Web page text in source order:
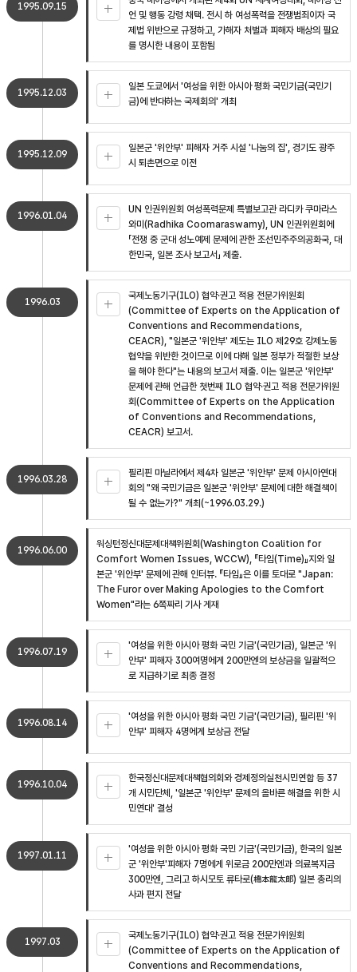
1995.09.15
언 및 행동 강령 채택. 전시 하 여성폭력을 전쟁범죄이자 국
제법 위반으로 규정하고, 가해자 처벌과 피해자 배상의 필요
를 명시한 내용이 포함됨
1995.12.03
일본 도쿄에서 '여성을 위한 아시아 평화 국민기금(국민기
금)에 반대하는 국제회의' 개최
1995.12.09
일본군 '위안부' 피해자 거주 시설 '나눔의 집', 경기도 광주
시 퇴촌면으로 이전
1996.01.04
UN 인권위원회 여성폭력문제 특별보고관 라디카 쿠마라스
와미(Radhika Coomaraswamy), UN 인권위원회에
「전쟁 중 군대 성노예제 문제에 관한 조선민주주의공화국, 대
한민국, 일본 조사 보고서」 제출.
1996.03
국제노동기구(ILO) 협약·권고 적용 전문가위원회
(Committee of Experts on the Application of
Conventions and Recommendations,
CEACR), "일본군 '위안부' 제도는 ILO 제29호 강제노동
협약을 위반한 것이므로 이에 대해 일본 정부가 적절한 보상
을 해야 한다"는 내용의 보고서 제출. 이는 일본군 '위안부'
문제에 관해 언급한 첫번째 ILO 협약·권고 적용 전문가위원
회(Committee of Experts on the Application
of Conventions and Recommendations,
CEACR) 보고서.
1996.03.28
필리핀 마닐라에서 제4차 일본군 '위안부' 문제 아시아연대
회의 "왜 국민기금은 일본군 '위안부' 문제에 대한 해결책이
될 수 없는가?" 개최(~1996.03.29.)
1996.06.00
워싱턴정신대문제대책위원회(Washington Coalition for
Comfort Women Issues, WCCW), 『타임(Time)』지와 일
본군 '위안부' 문제에 관해 인터뷰. 『타임』은 이를 토대로 "Japan:
The Furor over Making Apologies to the Comfort
Women"라는 6쪽짜리 기사 게재
1996.07.19
'여성을 위한 아시아 평화 국민 기금'(국민기금), 일본군 '위
안부' 피해자 300여명에게 200만엔의 보상금을 일괄적으
로 지급하기로 최종 결정
1996.08.14
'여성을 위한 아시아 평화 국민 기금'(국민기금), 필리핀 '위
안부' 피해자 4명에게 보상금 전달
1996.10.04
한국정신대문제대책협의회와 경제정의실천시민연합 등 37
개 시민단체, '일본군 '위안부' 문제의 올바른 해결을 위한 시
민연대' 결성
1997.01.11
'여성을 위한 아시아 평화 국민 기금'(국민기금), 한국의 일본
군 '위안부'피해자 7명에게 위로금 200만엔과 의료복지금
300만엔, 그리고 하시모토 류타로(橋本龍太郞) 일본 총리의
사과 편지 전달
1997.03
국제노동기구(ILO) 협약·권고 적용 전문가위원회
(Committee of Experts on the Application of
Conventions and Recommendations,